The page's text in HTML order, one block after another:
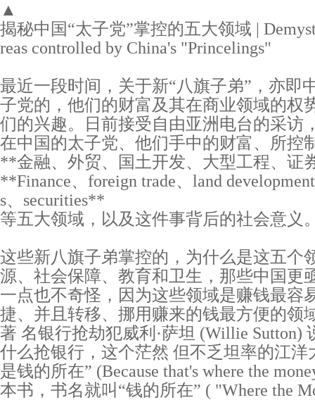
▲
揭秘中国“太子党”掌控的五大领域 |
reas controlled by China's "Princelings"
最近一段时间，关于新“八旗子弟”，亦即
子党的，他们的财富及其在商业领域的权
们的兴趣。日前接受自由亚洲电台的采访
在中国的太子党、他们手中的财富、所控
**金融、外贸、国土开发、大型工程、证
**Finance、foreign trade、land
s、securities**
等五大领域，以及这件事背后的社会意义
这些新八旗子弟掌控的，为什么是这五个
源、社会保障、教育和卫生，那些中国更
一点也不奇怪，因为这些领域是赚钱最容
捷、并且转移、挪用赚来的钱最方便的领
著 名银行抢劫犯威利·萨坦 (Willie Sutton)
什么抢银行，这个茫然 但不乏坦率的江洋
是钱的所在” (Because that's where the
本书，书名就叫“钱的所在” ( "Where the